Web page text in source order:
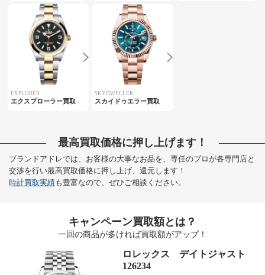
EXPLORER
エクスプローラー買取
SKYDWELLER
スカイドゥエラー買取
最高買取価格に押し上げます！
ブランドアドレでは、お客様の大事なお品を、専任のプロが各専門店と
交渉を行い最高買取価格に押し上げ、還元します！
時計買取実績も豊富なので、ぜひご相談ください。
キャンペーン買取額とは？
一回の商品が多ければ買取額がアップ！
ロレックス デイトジャスト
126234